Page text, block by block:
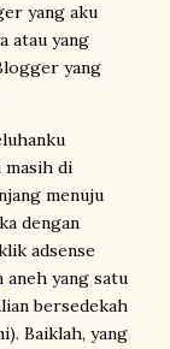
yang aku
atau yang
yang
di
menuju
dengan
adsense
yang satu
bersedekah
Baiklah, yang